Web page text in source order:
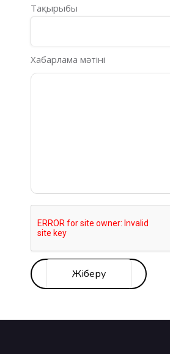
Тақырыбы
Хабарлама мәтіні